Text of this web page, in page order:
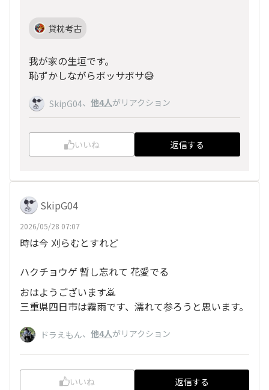
貸枕考古
我が家の生垣です。
恥ずかしながらボッサボサ😅
SkipG04、 他4人がリアクション
いいね 返信する
SkipG04
2026/05/28 07:07
時は今 刈らむとすれど
ハクチョウゲ 暫し忘れて 花愛でる
おはようございます🙇
三重県四日市は霧雨です、濡れて参ろうと思います。
ドラえもん、 他4人がリアクション
いいね 返信する